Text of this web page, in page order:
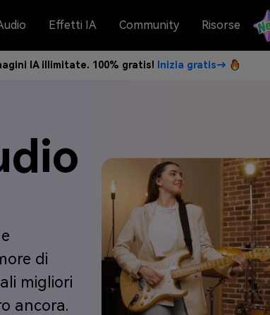
Effetti IA Community Risorse
IA illimitate. 100% gratis! Inizia gratis→
di
migliori
ancora.